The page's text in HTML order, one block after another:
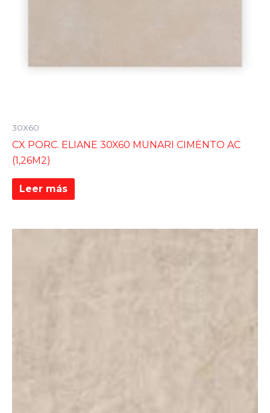
30X60
CX PORC. ELIANE 30X60 MUNARI CIMENTO AC
(1,26M2)
Leer más